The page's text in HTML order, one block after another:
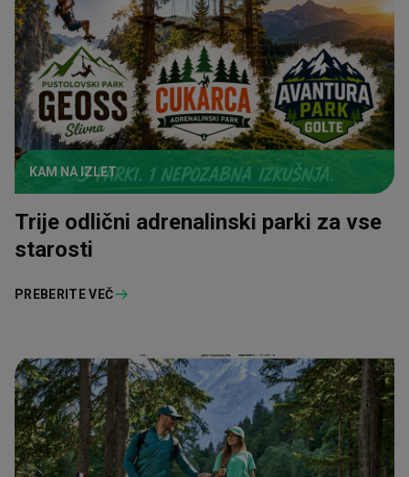
KAM NA IZLET
Trije odlični adrenalinski parki za vse
starosti
PREBERITE VEČ